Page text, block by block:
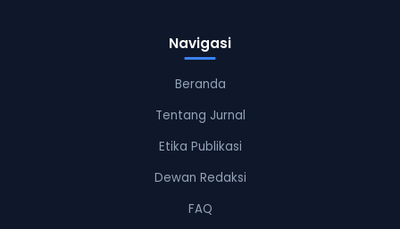
Navigasi
Beranda
Tentang Jurnal
Etika Publikasi
Dewan Redaksi
FAQ